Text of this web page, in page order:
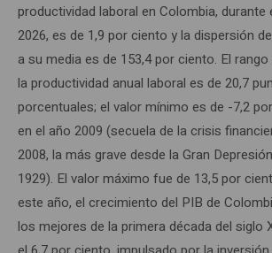
productividad laboral en Colombia, durante
2026, es de 1,9 por ciento y la dispersión
a su media es de 153,4 por ciento. El
la productividad anual laboral es de 20,7
porcentuales; el valor mínimo es de -7,2
en el año 2009 (secuela de la crisis
2008, la más grave desde la Gran
1929). El valor máximo fue de 13,5 por
este año, el crecimiento del PIB de
los mejores de la primera década del siglo